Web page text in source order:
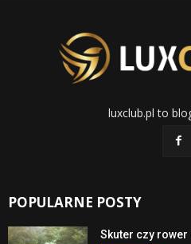
luxclub.pl to
POPULARNE POSTY
Skuter czy